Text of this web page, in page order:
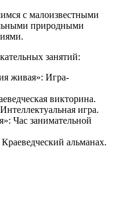
с малоизвестными
природными
занятий:
живая»: Игра-
викторина.
игра.
Час занимательной
альманах.